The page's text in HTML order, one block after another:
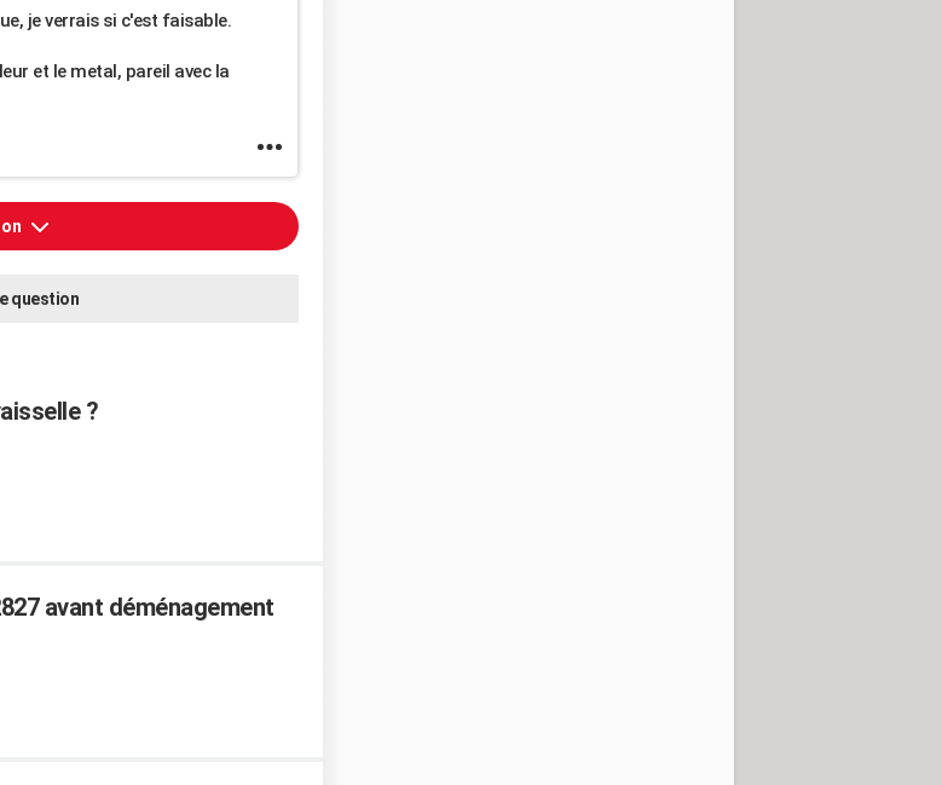
je verrais si c'est faisable.
et le metal, pareil avec la
question
?
avant déménagement